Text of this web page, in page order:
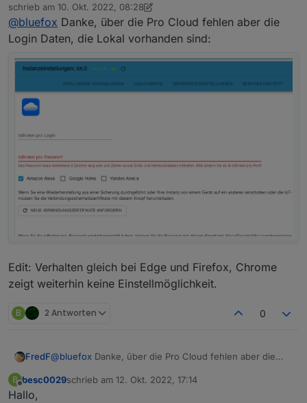
Online
schrieb am 10. Okt. 2022, 08:28
zuletzt editiert von FredF 10. Okt. 2022, 10:32
@bluefox Danke, über die Pro Cloud fehlen aber die
Login Daten, die Lokal vorhanden sind:
Edit: Verhalten gleich bei Edge und Firefox, Chrome
zeigt weiterhin keine Einstellmöglichkeit.
B 2 Antworten 0
FredF@bluefox Danke, über die Pro Cloud fehlen aber die
Edit: Verhalten gleich bei Edge und Firefox, Chrome
B
Offline
besc0029schrieb am 12. Okt. 2022, 17:14
zuletzt editiert von
Hallo,